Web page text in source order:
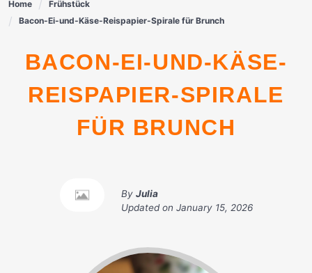
Home
Frühstück
Bacon-Ei-und-Käse-Reispapier-Spirale für Brunch
BACON-EI-UND-KÄSE-
REISPAPIER-SPIRALE
FÜR BRUNCH
By Julia
Updated on January 15, 2026